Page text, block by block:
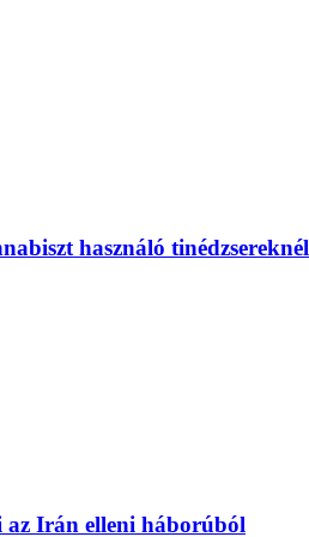
használó tinédzsereknél
Irán elleni háborúból